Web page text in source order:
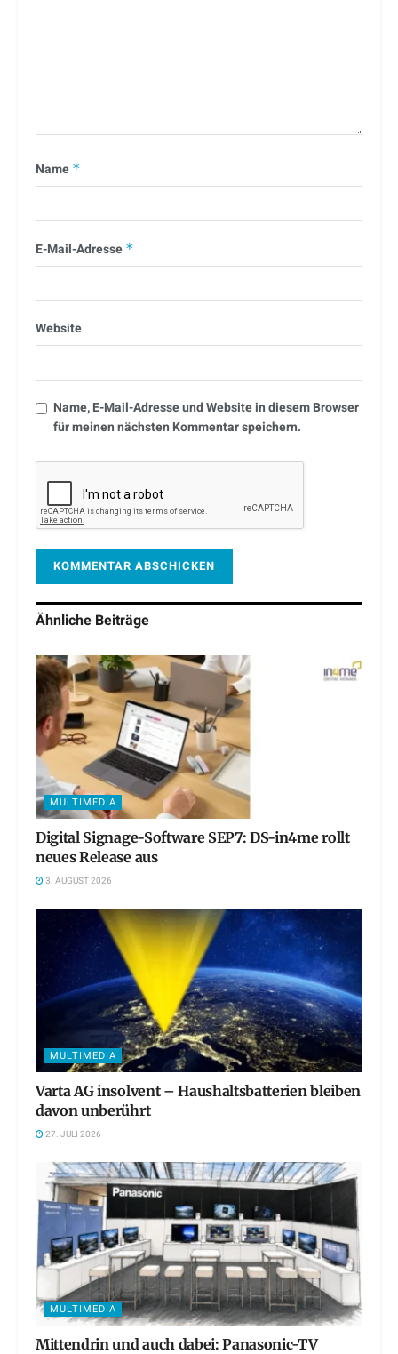
Name *
E-Mail-Adresse *
Website
Name, E-Mail-Adresse und Website in diesem Browser
für meinen nächsten Kommentar speichern.
Ähnliche Beiträge
MULTIMEDIA
Digital Signage-Software SEP7: DS-in4me rollt
neues Release aus
3. AUGUST 2026
MULTIMEDIA
Varta AG insolvent – Haushaltsbatterien bleiben
davon unberührt
27. JULI 2026
MULTIMEDIA
Mittendrin und auch dabei: Panasonic-TV